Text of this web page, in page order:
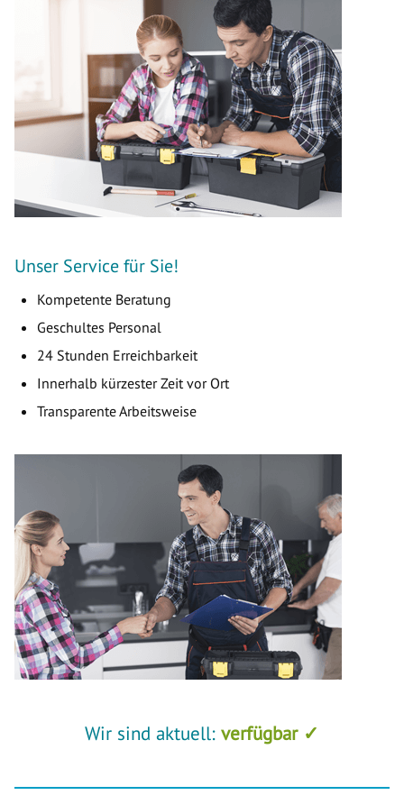
Unser Service für Sie!
Kompetente Beratung
Geschultes Personal
24 Stunden Erreichbarkeit
Innerhalb kürzester Zeit vor Ort
Transparente Arbeitsweise
Wir sind aktuell: verfügbar ✓